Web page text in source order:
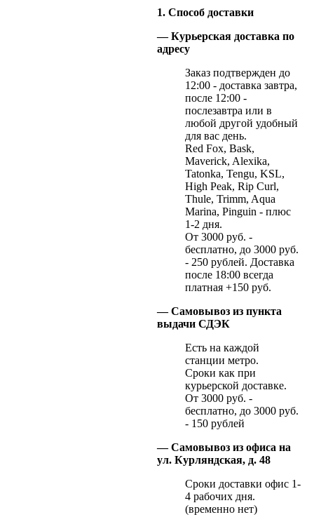
1. Способ доставки
— Курьерская доставка по
адресу
Заказ подтвержден до
12:00 - доставка завтра,
после 12:00 -
послезавтра или в
любой другой удобный
для вас день.
Red Fox, Bask,
Maverick, Alexika,
Tatonka, Tengu, KSL,
High Peak, Rip Curl,
Thule, Trimm, Aqua
Marina, Pinguin - плюс
1-2 дня.
От 3000 руб. -
бесплатно, до 3000 руб.
- 250 рублей. Доставка
после 18:00 всегда
платная +150 руб.
— Самовывоз из пункта
выдачи СДЭК
Есть на каждой
станции метро.
Сроки как при
курьерской доставке.
От 3000 руб. -
бесплатно, до 3000 руб.
- 150 рублей
— Самовывоз из офиса на
ул. Курляндская, д. 48
Сроки доставки офис 1-
4 рабочих дня.
(временно нет)